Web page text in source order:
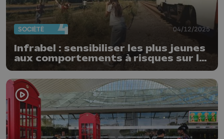
SOCIÉTÉ 04/12/2025
Infrabel : sensibiliser les plus jeunes
aux comportements à risques sur le
rail